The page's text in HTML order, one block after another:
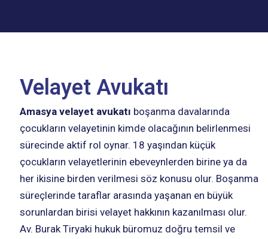
Velayet Avukatı
Amasya velayet avukatı boşanma davalarında
çocukların velayetinin kimde olacağının belirlenmesi
sürecinde aktif rol oynar. 18 yaşından küçük
çocukların velayetlerinin ebeveynlerden birine ya da
her ikisine birden verilmesi söz konusu olur. Boşanma
süreçlerinde taraflar arasında yaşanan en büyük
sorunlardan birisi velayet hakkının kazanılması olur.
Av. Burak Tiryaki hukuk büromuz doğru temsil ve